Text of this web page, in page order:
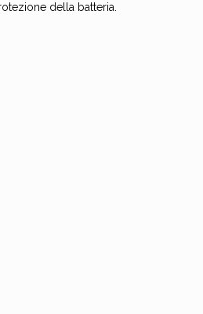
della batteria.